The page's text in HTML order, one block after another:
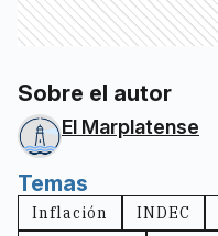
Sobre el autor
El Marplatense
Temas
Inflación INDEC